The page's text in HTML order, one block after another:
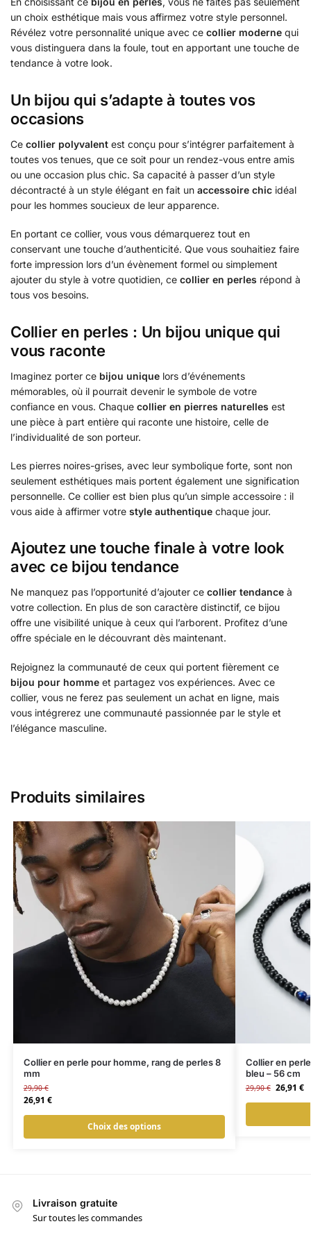
un choix esthétique mais vous affirmez votre style personnel.
Révélez votre personnalité unique avec ce collier moderne qui
vous distinguera dans la foule, tout en apportant une touche de
tendance à votre look.
Un bijou qui s’adapte à toutes vos
occasions
Ce collier polyvalent est conçu pour s’intégrer parfaitement à
toutes vos tenues, que ce soit pour un rendez-vous entre amis
ou une occasion plus chic. Sa capacité à passer d’un style
décontracté à un style élégant en fait un accessoire chic idéal
pour les hommes soucieux de leur apparence.
En portant ce collier, vous vous démarquerez tout en
conservant une touche d’authenticité. Que vous souhaitiez faire
forte impression lors d’un évènement formel ou simplement
ajouter du style à votre quotidien, ce collier en perles répond à
tous vos besoins.
Collier en perles : Un bijou unique qui
vous raconte
Imaginez porter ce bijou unique lors d’événements
mémorables, où il pourrait devenir le symbole de votre
confiance en vous. Chaque collier en pierres naturelles est
une pièce à part entière qui raconte une histoire, celle de
l’individualité de son porteur.
Les pierres noires-grises, avec leur symbolique forte, sont non
seulement esthétiques mais portent également une signification
personnelle. Ce collier est bien plus qu’un simple accessoire : il
vous aide à affirmer votre style authentique chaque jour.
Ajoutez une touche finale à votre look
avec ce bijou tendance
Ne manquez pas l’opportunité d’ajouter ce collier tendance à
votre collection. En plus de son caractère distinctif, ce bijou
offre une visibilité unique à ceux qui l’arborent. Profitez d’une
offre spéciale en le découvrant dès maintenant.
Rejoignez la communauté de ceux qui portent fièrement ce
bijou pour homme et partagez vos expériences. Avec ce
collier, vous ne ferez pas seulement un achat en ligne, mais
vous intégrerez une communauté passionnée par le style et
l’élégance masculine.
Produits similaires
Collier en perle pour homme, rang de perles 8
mm
29,90€
26,91 €
Choix des options
Collier en
bleu – 56 cm
29,90€ 26,91 €
Livraison gratuite
Sur toutes les commandes